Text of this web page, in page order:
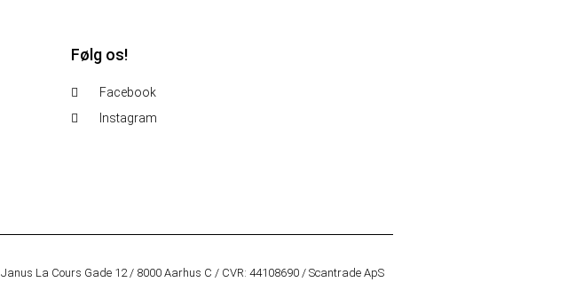
Følg os!
Facebook
Instagram
Janus La Cours Gade 12 / 8000 Aarhus C / CVR: 44108690 / Scantrade ApS